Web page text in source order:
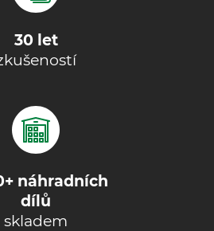
30 let
náhradních
dílů
skladem